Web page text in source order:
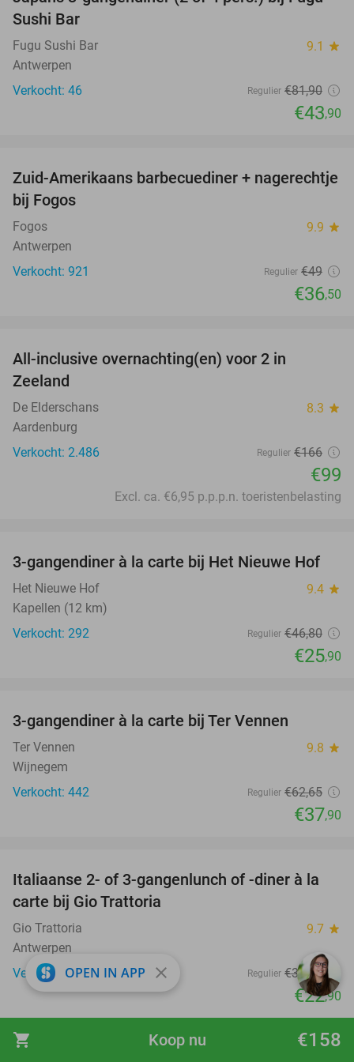
shopping_cart €158
Koop nu
Sushi Bar
Fugu Sushi Bar 9.1 star
Antwerpen
Verkocht: 46
Regulier €81,90
€43,90
26%
Zuid-Amerikaans barbecuediner + nagerechtje
bij Fogos
Fogos 9.9 star
Antwerpen
Verkocht: 921
Regulier €49
€36,50
All-inclusive overnachting(en) voor 2 in
Zeeland
De Elderschans 8.3 star
Aardenburg
Verkocht: 2.486
Regulier €166
€99
Excl. ca. €6,95 p.p.p.n. toeristenbelasting
45%
3-gangendiner à la carte bij Het Nieuwe Hof
Het Nieuwe Hof 9.4 star
Kapellen (12 km)
Verkocht: 292
Regulier €46,80
€25,90
3-gangendiner à la carte bij Ter Vennen
Ter Vennen 9.8 star
Wijnegem
Verkocht: 442
Regulier €62,65
€37,90
28%
Italiaanse 2- of 3-gangenlunch of -diner à la
carte bij Gio Trattoria
Gio Trattoria 9.7 star
Antwerpen
Verkocht: 387
Regulier €31,95
€22,90
favorite_border
OPEN IN APP close